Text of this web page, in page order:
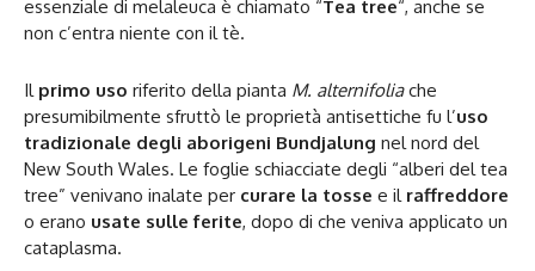
essenziale di melaleuca è chiamato “Tea tree“, anche se
non c’entra niente con il tè.
Il primo uso riferito della pianta M. alternifoliache
presumibilmente sfruttò le proprietà antisettiche fu l’uso
tradizionale degli aborigeni Bundjalung nel nord del
New South Wales. Le foglie schiacciate degli “alberi del tea
tree” venivano inalate per curare la tosse e ilraffreddore
o erano usate sulle ferite, dopo di che veniva applicato un
cataplasma.